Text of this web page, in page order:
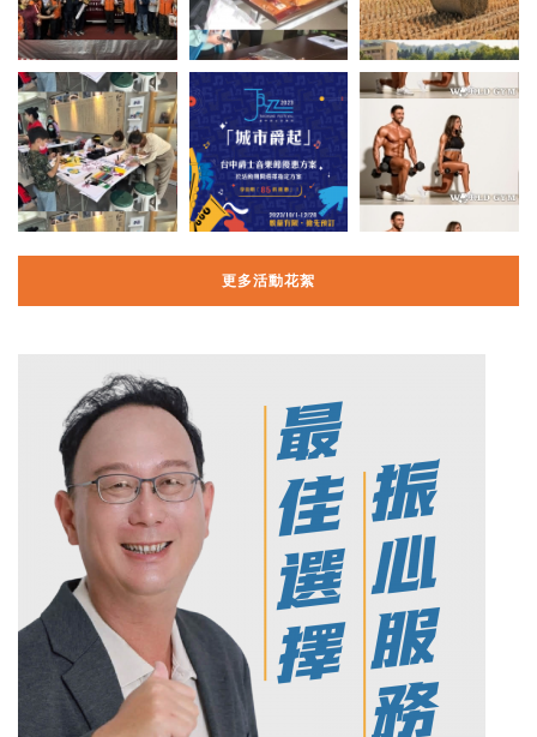
更多活動花絮